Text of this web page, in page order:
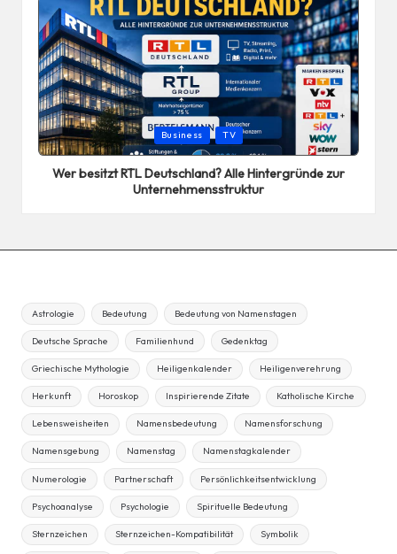
Posted
in
Business TV
Wer besitzt RTL Deutschland? Alle Hintergründe zur
Unternehmensstruktur
Astrologie Bedeutung Bedeutung von Namenstagen
Deutsche Sprache Familienhund Gedenktag
Griechische Mythologie Heiligenkalender Heiligenverehrung
Herkunft Horoskop Inspirierende Zitate Katholische Kirche
Lebensweisheiten Namensbedeutung Namensforschung
Namensgebung Namenstag Namenstagkalender
Numerologie Partnerschaft Persönlichkeitsentwicklung
Psychoanalyse Psychologie Spirituelle Bedeutung
Sternzeichen Sternzeichen-Kompatibilität Symbolik